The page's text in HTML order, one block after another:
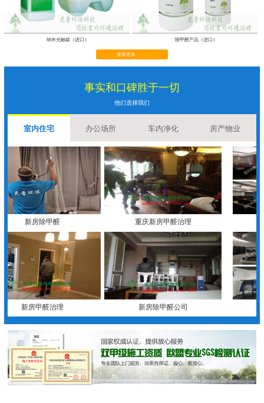
纳米光触媒（进口） 除甲醛产品（进口）
查看更多
事实和口碑胜于一切
他们选择我们
室内住宅 办公场所 车内净化 房产物业
新房除甲醛 重庆新房甲醛治理
新房甲醛治理 新房除甲醛公司